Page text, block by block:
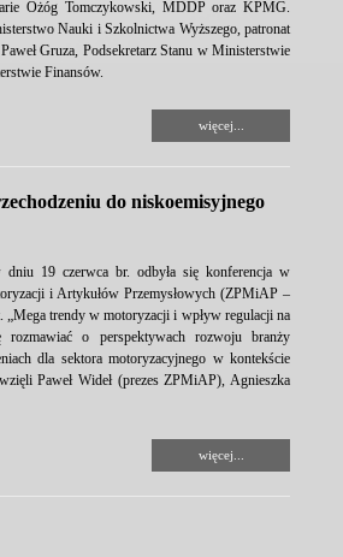
Ożóg Tomczykowski, MDDP oraz KPMG.
Nauki i Szkolnictwa Wyższego, patronat
Gruza, Podsekretarz Stanu w Ministerstwie
Finansów.
więcej...
do niskoemisyjnego
19 czerwca br. odbyła się konferencja w
i Artykułów Przemysłowych (ZPMiAP –
trendy w motoryzacji i wpływ regulacji na
rozmawiać o perspektywach rozwoju branży
dla sektora motoryzacyjnego w kontekście
Paweł Wideł (prezes ZPMiAP), Agnieszka
więcej...